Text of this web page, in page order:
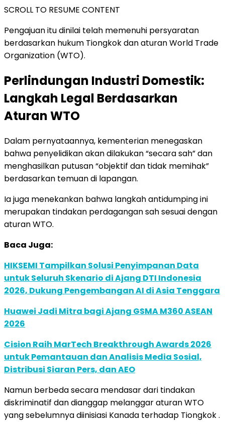
SCROLL TO RESUME CONTENT
Pengajuan itu dinilai telah memenuhi persyaratan
berdasarkan hukum Tiongkok dan aturan World Trade
Organization (WTO).
Perlindungan Industri Domestik:
Langkah Legal Berdasarkan
Aturan WTO
Dalam pernyataannya, kementerian menegaskan
bahwa penyelidikan akan dilakukan “secara sah” dan
menghasilkan putusan “objektif dan tidak memihak”
berdasarkan temuan di lapangan.
Ia juga menekankan bahwa langkah antidumping ini
merupakan tindakan perdagangan sah sesuai dengan
aturan WTO.
Baca Juga:
HIKSEMI Tampilkan Solusi Penyimpanan Data
untuk Seluruh Skenario di Ajang DTI Indonesia
2026, Dukung Pengembangan AI di Asia Tenggara
Huawei Jadi Mitra bagi Ajang GSMA M360 ASEAN
2026
Cision Raih MarTech Breakthrough Awards 2026
untuk Pemantauan dan Analisis Media Sosial,
Distribusi Siaran Pers, dan AEO
Namun berbeda secara mendasar dari tindakan
diskriminatif dan dianggap melanggar aturan WTO
yang sebelumnya diinisiasi Kanada terhadap Tiongkok .